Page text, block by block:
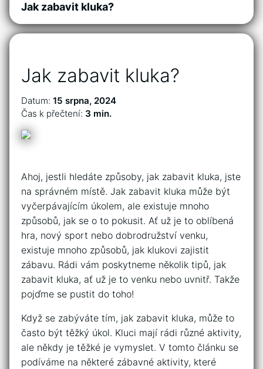
Jak zabavit kluka?
Jak zabavit kluka?
Datum: 15 srpna, 2024
Čas k přečtení: 3 min.
Ahoj, jestli hledáte způsoby, jak zabavit kluka, jste
na správném místě. Jak zabavit kluka může být
vyčerpávajícím úkolem, ale existuje mnoho
způsobů, jak se o to pokusit. Ať už je to oblíbená
hra, nový sport nebo dobrodružství venku,
existuje mnoho způsobů, jak klukovi zajistit
zábavu. Rádi vám poskytneme několik tipů, jak
zabavit kluka, ať už je to venku nebo uvnitř. Takže
pojďme se pustit do toho!
Když se zabýváte tím, jak zabavit kluka, může to
často být těžký úkol. Kluci mají rádi různé aktivity,
ale někdy je těžké je vymyslet. V tomto článku se
podíváme na některé zábavné aktivity, které